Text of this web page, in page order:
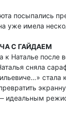
посыпались
уже имела
С ГАЙДАЕМ
к Наталье после
сняла
стала
идеальным